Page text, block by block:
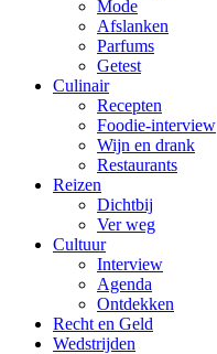
Mode
Afslanken
Parfums
Getest
Culinair
Recepten
Foodie-interview
Wijn en drank
Restaurants
Reizen
Dichtbij
Ver weg
Cultuur
Interview
Agenda
Ontdekken
Recht en Geld
Wedstrijden